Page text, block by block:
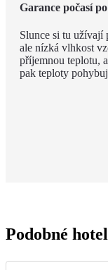
Garance počasí
Slunce si tu užívají
ale nízká vlhkost
příjemnou teplotu,
pak teploty
Podobné